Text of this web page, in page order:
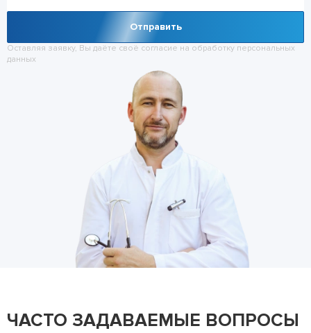
Отправить
Оставляя заявку, Вы даёте своё согласие на обработку персональных
данных
ЧАСТО ЗАДАВАЕМЫЕ ВОПРОСЫ